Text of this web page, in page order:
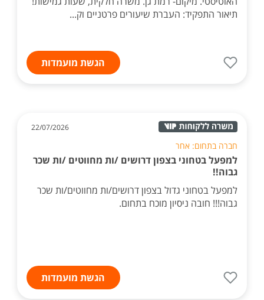
תיאור התפקיד: העברת שיעורים פרטניים וק...
הגשת מועמדות
22/07/2026
חברה בתחום: אחר
למפעל בטחוני בצפון דרושים /ות מחווטים /ות שכר
גבוה!!
למפעל בטחוני גדול בצפון דרושים/ות מחווטים/ות שכר
גבוה!!! חובה ניסיון מוכח בתחום.
הגשת מועמדות